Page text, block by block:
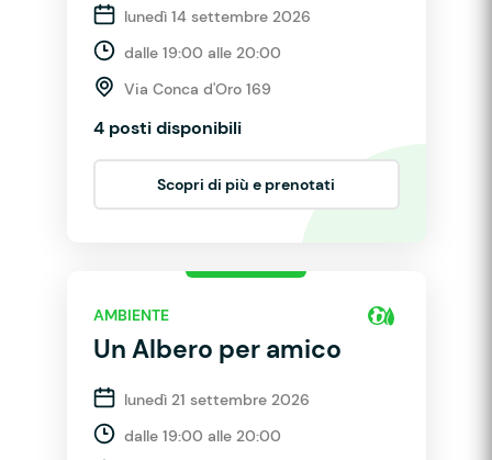
lunedì 14 settembre 2026
dalle 19:00 alle 20:00
Via Conca d'Oro 169
4 posti disponibili
Scopri di più e prenotati
AMBIENTE
Un Albero per amico
lunedì 21 settembre 2026
dalle 19:00 alle 20:00